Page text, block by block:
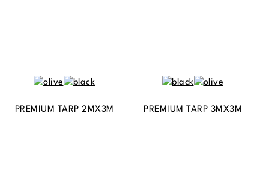
PREMIUM TARP 2MX3M PREMIUM TARP 3MX3M